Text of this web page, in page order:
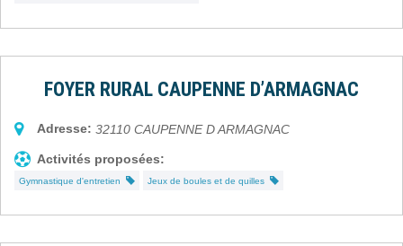
FOYER RURAL CAUPENNE D’ARMAGNAC
Adresse: 32110 CAUPENNE D ARMAGNAC
Activités proposées:
Gymnastique d'entretien Jeux de boules et de quilles